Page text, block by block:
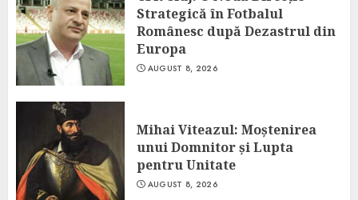
Strategică în Fotbalul
Românesc după Dezastrul din
Europa
AUGUST 8, 2026
Mihai Viteazul: Moștenirea
unui Domnitor și Lupta
pentru Unitate
AUGUST 8, 2026